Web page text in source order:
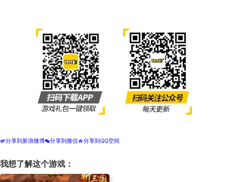
t分享到新浪微博w分享到微信z分享到QQ空间
我想了解这个游戏：